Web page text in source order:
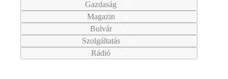
Gazdaság
Magazin
Bulvár
Szolgáltatás
Rádió